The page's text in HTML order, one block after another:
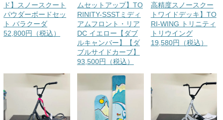
ド】スノースクート
パウダーボードセッ
ト バラクーダ
52,800円（税込）
ムセットアップ】TO
RINITY-SSSTミディ
アムフロント・リア
DC イエロー【ダブ
ルキャンバー】【ダ
ブルサイドカーブ】
93,500円（税込）
高精度スノースクー
トワイドデッキ】TO
RI-WING トリニティ
トリウイング
19,580円（税込）